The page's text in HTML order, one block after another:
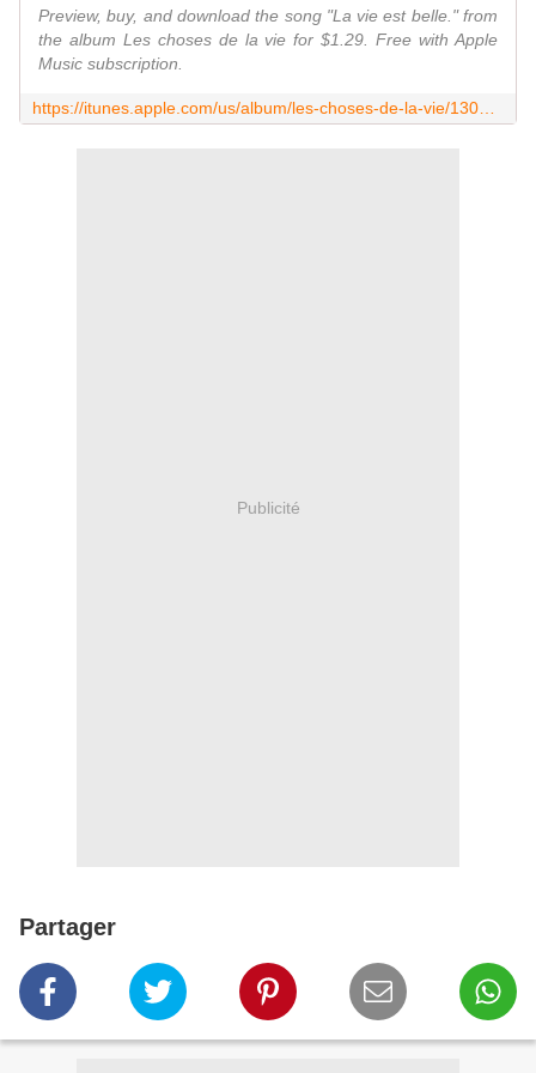
Preview, buy, and download the song "La vie est belle." from
the album Les choses de la vie for $1.29. Free with Apple
Music subscription.
https://itunes.apple.com/us/album/les-choses-de-la-vie/1309588981?i=1309588987
Publicité
Partager